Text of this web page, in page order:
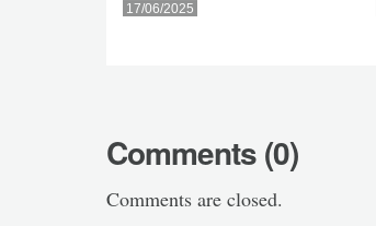
17/06/2025
Comments (0)
Comments are closed.